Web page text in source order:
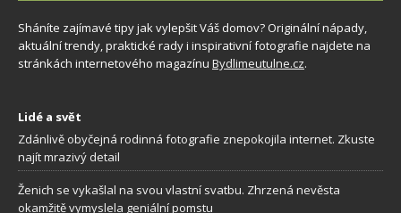
Sháníte zajímavé tipy jak vylepšit Váš domov? Originální nápady,
aktuální trendy, praktické rady i inspirativní fotografie najdete na
stránkách internetového magazínu Bydlimeutulne.cz.
Lidé a svět
Zdánlivě obyčejná rodinná fotografie znepokojila internet. Zkuste
najít mrazivý detail
Ženich se vykašlal na svou vlastní svatbu. Zhrzená nevěsta
okamžitě vymyslela geniální pomstu